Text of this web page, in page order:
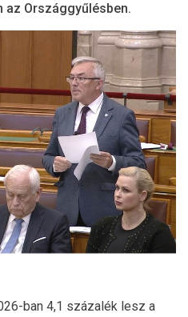
az Országgyűlésben.
ban 4,1 százalék lesz a